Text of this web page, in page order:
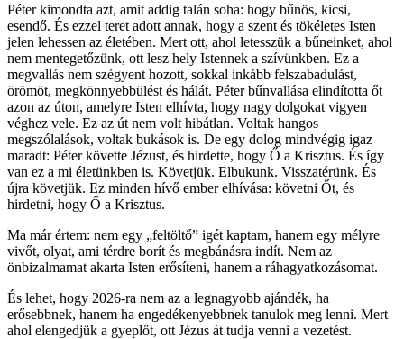
Péter kimondta azt, amit addig talán soha: hogy bűnös, kicsi,
esendő. És ezzel teret adott annak, hogy a szent és tökéletes Isten
jelen lehessen az életében. Mert ott, ahol letesszük a bűneinket, ahol
nem mentegetőzünk, ott lesz hely Istennek a szívünkben. Ez a
megvallás nem szégyent hozott, sokkal inkább felszabadulást,
örömöt, megkönnyebbülést és hálát. Péter bűnvallása elindította őt
azon az úton, amelyre Isten elhívta, hogy nagy dolgokat vigyen
véghez vele. Ez az út nem volt hibátlan. Voltak hangos
megszólalások, voltak bukások is. De egy dolog mindvégig igaz
maradt: Péter követte Jézust, és hirdette, hogy Ő a Krisztus. És így
van ez a mi életünkben is. Követjük. Elbukunk. Visszatérünk. És
újra követjük. Ez minden hívő ember elhívása: követni Őt, és
hirdetni, hogy Ő a Krisztus.
Ma már értem: nem egy „feltöltő” igét kaptam, hanem egy mélyre
vivőt, olyat, ami térdre borít és megbánásra indít. Nem az
önbizalmamat akarta Isten erősíteni, hanem a ráhagyatkozásomat.
És lehet, hogy 2026-ra nem az a legnagyobb ajándék, ha
erősebbnek, hanem ha engedékenyebbnek tanulok meg lenni. Mert
ahol elengedjük a gyeplőt, ott Jézus át tudja venni a vezetést.